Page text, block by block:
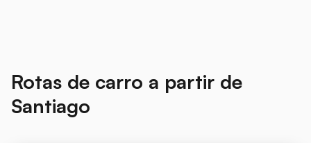
Rotas de carro a partir de
Santiago